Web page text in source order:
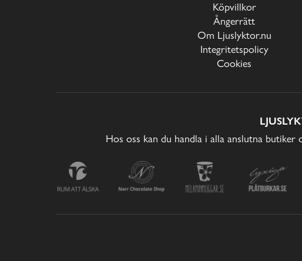
Köpvillkor
Ångerrätt
Om Ljuslyktor.nu
Integritetspolicy
Cookies
Hos oss kan du handla i alla anslutna